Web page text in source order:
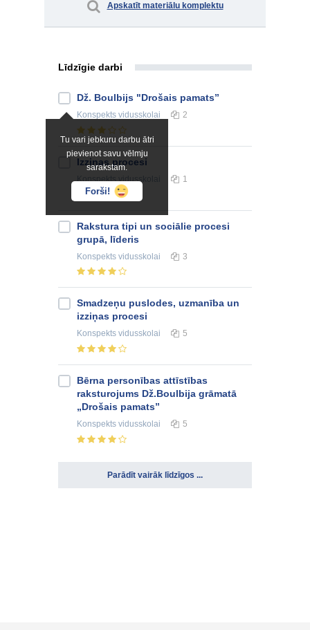
Apskatīt materiālu komplektu
Līdzīgie darbi
Tu vari jebkuru darbu ātri
pievienot savu vēlmju
sarakstam.
Forši!
Dž. Boulbijs "Drošais pamats”
Konspekts vidusskolai 2
Izziņas procesi
Konspektsvidusskolai 1
Rakstura tipi un sociālie procesi
grupā, līderis
Konspekts vidusskolai 3
Smadzeņu puslodes, uzmanība un
izziņas procesi
Konspekts vidusskolai 5
Bērna personības attīstības
raksturojums Dž.Boulbija grāmatā
„Drošais pamats”
Konspekts vidusskolai 5
Parādīt vairāk līdzīgos ...